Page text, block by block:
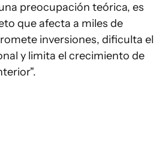
preocupación teórica, es
que afecta a miles de
inversiones, dificulta el
y limita el crecimiento de